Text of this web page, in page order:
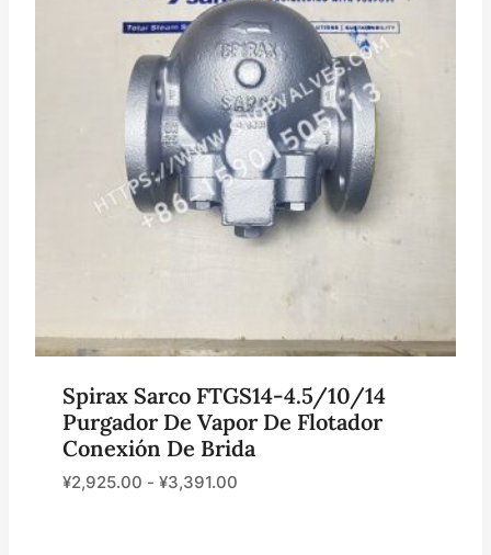
Spirax Sarco FTGS14-4.5/10/14
Purgador De Vapor De Flotador
Conexión De Brida
¥2,925.00 - ¥3,391.00